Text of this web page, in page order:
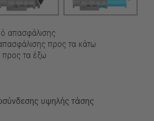
απασφάλισης
προς τα κάτω
προς τα έξω
υψηλής τάσης